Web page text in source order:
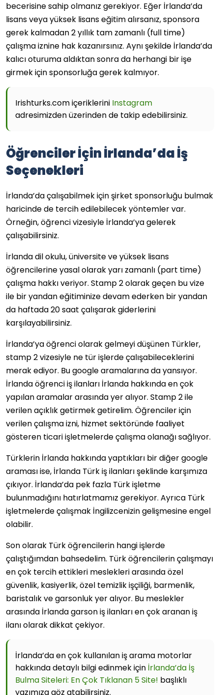
becerisine sahip olmanız gerekiyor. Eğer İrlanda’da
lisans veya yüksek lisans eğitim alırsanız, sponsora
gerek kalmadan 2 yıllık tam zamanlı (full time)
çalışma iznine hak kazanırsınız. Aynı şekilde İrlanda’da
kalıcı oturuma aldıktan sonra da herhangi bir işe
girmek için sponsorluğa gerek kalmıyor.
Irishturks.com içeriklerini Instagram
adresimizden üzerinden de takip edebilirsiniz.
Öğrenciler İçin İrlanda’da İş
Seçenekleri
İrlanda’da çalışabilmek için şirket sponsorluğu bulmak
haricinde de tercih edilebilecek yöntemler var.
Örneğin, öğrenci vizesiyle İrlanda’ya gelerek
çalışabilirsiniz.
İrlanda dil okulu, üniversite ve yüksek lisans
öğrencilerine yasal olarak yarı zamanlı (part time)
çalışma hakkı veriyor. Stamp 2 olarak geçen bu vize
ile bir yandan eğitiminize devam ederken bir yandan
da haftada 20 saat çalışarak giderlerini
karşılayabilirsiniz.
İrlanda’ya öğrenci olarak gelmeyi düşünen Türkler,
stamp 2 vizesiyle ne tür işlerde çalışabileceklerini
merak ediyor. Bu google aramalarına da yansıyor.
İrlanda öğrenci iş ilanları İrlanda hakkında en çok
yapılan aramalar arasında yer alıyor. Stamp 2 ile
verilen açıklık getirmek getirelim. Öğrenciler için
verilen çalışma izni, hizmet sektöründe faaliyet
gösteren ticari işletmelerde çalışma olanağı sağlıyor.
Türklerin İrlanda hakkında yaptıkları bir diğer google
araması ise, İrlanda Türk iş ilanları şeklinde karşımıza
çıkıyor. İrlanda’da pek fazla Türk işletme
bulunmadığını hatırlatmamız gerekiyor. Ayrıca Türk
işletmelerde çalışmak İngilizcenizin gelişmesine engel
olabilir.
Son olarak Türk öğrencilerin hangi işlerde
çalıştığımdan bahsedelim. Türk öğrencilerin çalışmayı
en çok tercih ettikleri meslekleri arasında özel
güvenlik, kasiyerlik, özel temizlik işçiliği, barmenlik,
baristalık ve garsonluk yer alıyor. Bu meslekler
arasında İrlanda garson iş ilanları en çok aranan iş
ilanı olarak dikkat çekiyor.
İrlanda’da en çok kullanılan iş arama motorlar
hakkında detaylı bilgi edinmek için İrlanda’da İş
Bulma Siteleri: En Çok Tıklanan 5 Site! başlıklı
yazımıza göz atabilirsiniz.